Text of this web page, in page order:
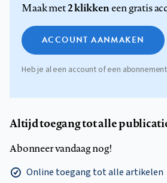
Maak met2 klikkeneen gratis
ACCOUNT AANMAKEN
Heb je al een account of een
Altijd toegang tot alle
Abonneer vandaag nog!
Online toegang tot alle artikelen